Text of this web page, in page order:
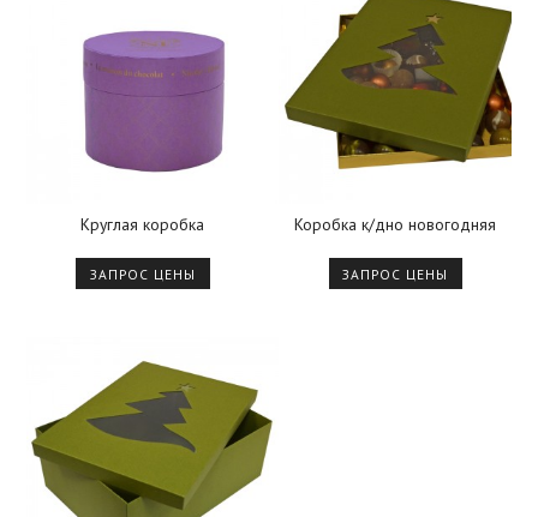
Круглая коробка
ЗАПРОС ЦЕНЫ
Коробка к/дно новогодняя
ЗАПРОС ЦЕНЫ